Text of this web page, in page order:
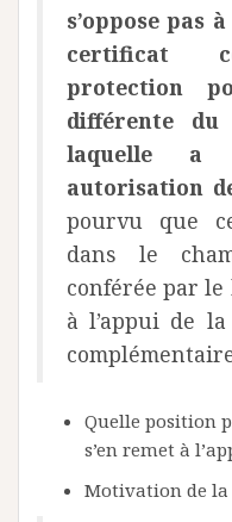
s’oppose pas
certificat
protection
différente
laquelle a
autorisation
pourvu que
dans le
conférée par le
à l’appui de
Quelle position
s’en remet à
Motivation de la